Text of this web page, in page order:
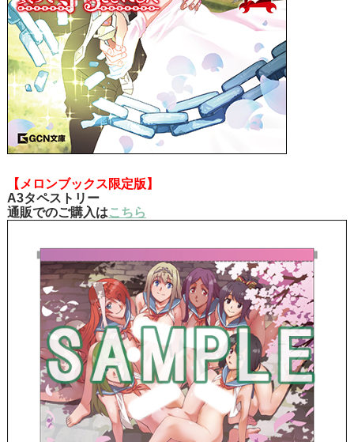
【メロンブックス限定版】
A3タペストリー
通販でのご購入はこちら